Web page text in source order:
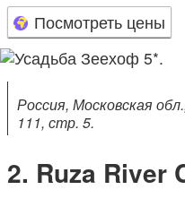
Посмотреть цены
Россия, Московская
111, стр. 5.
Ruza River